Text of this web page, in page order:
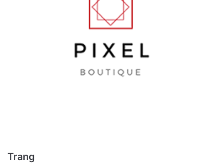
Trang